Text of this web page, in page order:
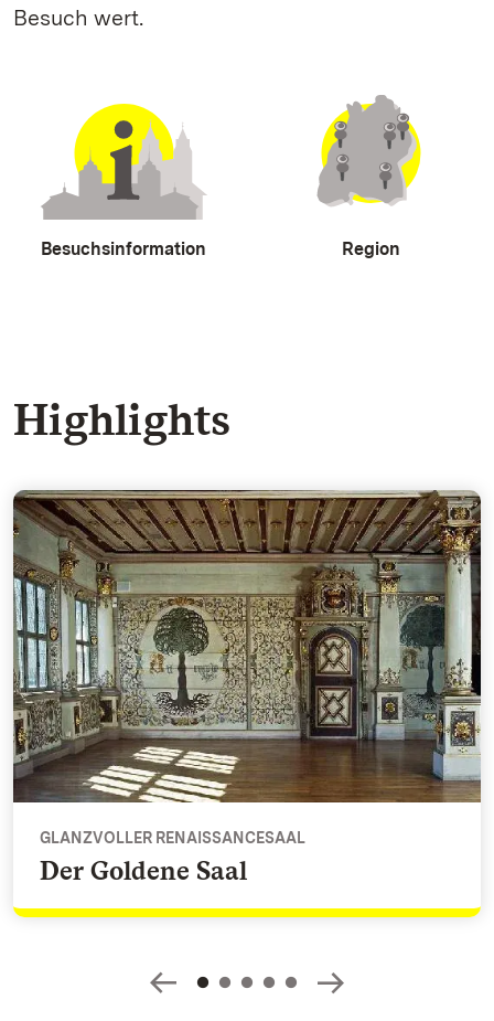
Besuch wert.
Besuchsinformation Region
Highlights
Der Goldene Saal
GLANZVOLLER RENAISSANCESAAL
Der Goldene Saal - Glanzvoller Renaissancesaal